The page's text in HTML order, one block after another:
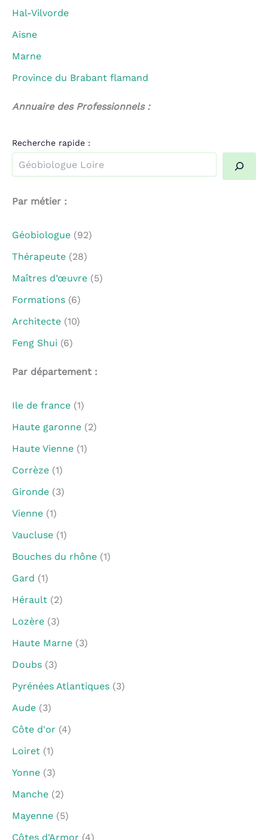
Hal-Vilvorde
Aisne
Marne
Province du Brabant flamand
Annuaire des Professionnels :
Recherche rapide :
Par métier :
Géobiologue (92)
Thérapeute (28)
Maîtres d’œuvre (5)
Formations (6)
Architecte (10)
Feng Shui (6)
Par département :
Ile de france (1)
Haute garonne (2)
Haute Vienne (1)
Corrèze (1)
Gironde (3)
Vienne (1)
Vaucluse (1)
Bouches du rhône (1)
Gard (1)
Hérault (2)
Lozère (3)
Haute Marne (3)
Doubs (3)
Pyrénées Atlantiques (3)
Aude (3)
Côte d'or (4)
Loiret (1)
Yonne (3)
Manche (2)
Mayenne (5)
Côtes d'Armor (4)